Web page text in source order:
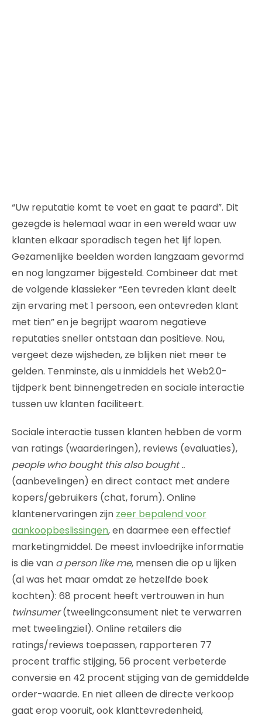
“Uw reputatie komt te voet en gaat te paard”. Dit
gezegde is helemaal waar in een wereld waar uw
klanten elkaar sporadisch tegen het lijf lopen.
Gezamenlijke beelden worden langzaam gevormd
en nog langzamer bijgesteld. Combineer dat met
de volgende klassieker “Een tevreden klant deelt
zijn ervaring met 1 persoon, een ontevreden klant
met tien” en je begrijpt waarom negatieve
reputaties sneller ontstaan dan positieve. Nou,
vergeet deze wijsheden, ze blijken niet meer te
gelden. Tenminste, als u inmiddels het Web2.0-
tijdperk bent binnengetreden en sociale interactie
tussen uw klanten faciliteert.
Sociale interactie tussen klanten hebben de vorm
van ratings (waarderingen), reviews (evaluaties),
people who bought this also bought ..
(aanbevelingen) en direct contact met andere
kopers/gebruikers (chat, forum). Online
klantenervaringen zijn zeer bepalend voor
aankoopbeslissingen, en daarmee een effectief
marketingmiddel. De meest invloedrijke informatie
is die van a person like me, mensen die op u lijken
(al was het maar omdat ze hetzelfde boek
kochten): 68 procent heeft vertrouwen in hun
twinsumer(tweelingconsument niet te verwarren
met tweelingziel). Online retailers die
ratings/reviews toepassen, rapporteren 77
procent traffic stijging, 56 procent verbeterde
conversie en 42 procent stijging van de gemiddelde
order-waarde. En niet alleen de directe verkoop
gaat erop vooruit, ook klanttevredenheid,